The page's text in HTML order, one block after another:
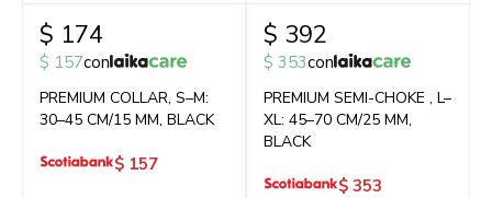
$ 174
$ 157con
PREMIUM COLLAR, S–M:
30–45 CM/15 MM, BLACK
$ 157
$ 392
$ 353con
PREMIUM SEMI-CHOKE , L–
XL: 45–70 CM/25 MM,
BLACK
$ 353